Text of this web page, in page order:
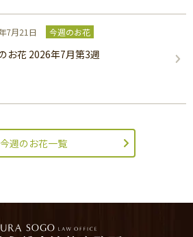
7月21日 今週のお花
お花 2026年7月第3週
今週のお花一覧